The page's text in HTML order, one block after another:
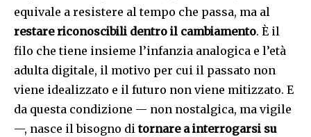
equivale a resistere al tempo che passa, ma al
restare riconoscibili dentro il cambiamento. È il
filo che tiene insieme l’infanzia analogica e l’età
adulta digitale, il motivo per cui il passato non
viene idealizzato e il futuro non viene mitizzato. E
da questa condizione — non nostalgica, ma vigile
—, nasce il bisogno ditornare a interrogarsi su